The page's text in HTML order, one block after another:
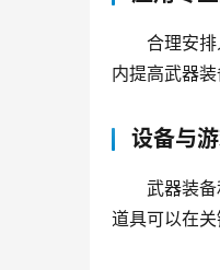
合理安
内提高武器
设备与
武器装
道具可以在关